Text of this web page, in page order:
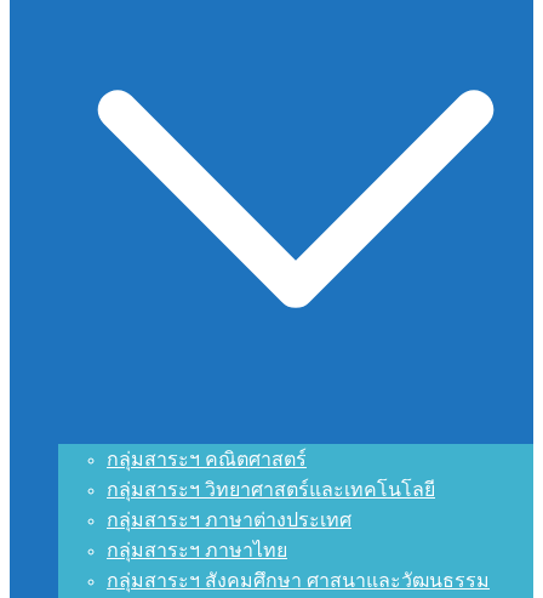
กลุ่มสาระฯ คณิตศาสตร์
กลุ่มสาระฯ วิทยาศาสตร์และเทคโนโลยี
กลุ่มสาระฯ ภาษาต่างประเทศ
กลุ่มสาระฯ ภาษาไทย
กลุ่มสาระฯ สังคมศึกษา ศาสนาและวัฒนธรรม